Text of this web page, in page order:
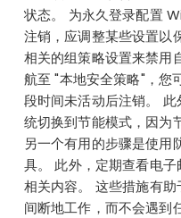
状态。 为永久登录配置
注销，应调整某些设置以
相关的组策略设置来禁用
航至 "本地安全策略"，您
段时间未活动后注销。
统切换到节能模式，因为
另一个有用的步骤是使用
具。 此外，定期查看电
相关内容。 这些措施有
间断地工作，而不会遇到